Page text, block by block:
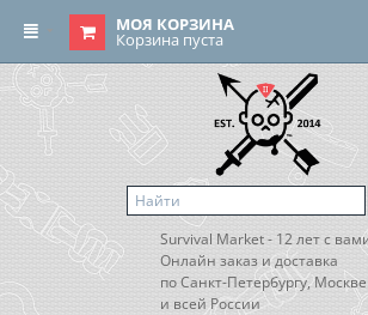
МОЯ КОРЗИНА
Корзина пуста
Survival Market - 12 лет с
Онлайн заказ и доставка
по Санкт-Петербургу, Москве
и всей России